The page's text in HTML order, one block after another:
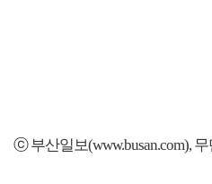
ⓒ 부산일보(www.busan.com),